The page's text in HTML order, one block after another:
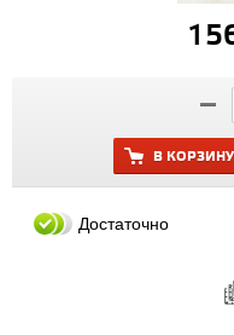
В КОРЗИНУ
Достаточно